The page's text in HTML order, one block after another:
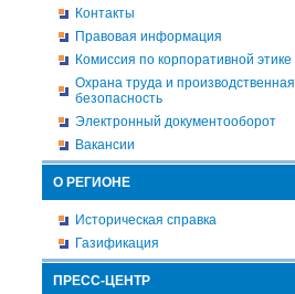
Контакты
Правовая информация
Комиссия по корпоративной этике
Охрана труда и производственная
безопасность
Электронный документооборот
Вакансии
О РЕГИОНЕ
Историческая справка
Газификация
ПРЕСС-ЦЕНТР